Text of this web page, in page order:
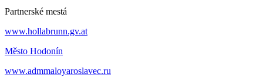
Partnerské mestá
www.hollabrunn.gv.at
Město Hodonín
www.admmaloyaroslavec.ru